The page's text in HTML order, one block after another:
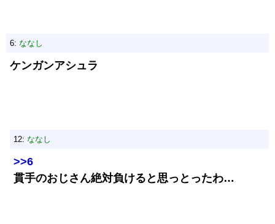
6: ななし
ケンガンアシュラ
12: ななし
>>6
貫手のおじさん絶対負けると思っとったわ…